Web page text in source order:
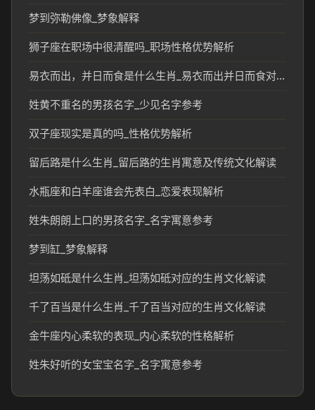
梦到弥勒佛像_梦象解释
狮子座在职场中很清醒吗_职场性格优势解析
易衣而出，并日而食是什么生肖_易衣而出并日而食对应的生肖含义解析
姓黄不重名的男孩名字_少见名字参考
双子座现实是真的吗_性格优势解析
留后路是什么生肖_留后路的生肖寓意及传统文化解读
水瓶座和白羊座谁会先表白_恋爱表现解析
姓朱朗朗上口的男孩名字_名字寓意参考
梦到缸_梦象解释
坦荡如砥是什么生肖_坦荡如砥对应的生肖文化解读
千了百当是什么生肖_千了百当对应的生肖文化解读
金牛座内心柔软的表现_内心柔软的性格解析
姓朱好听的女宝宝名字_名字寓意参考